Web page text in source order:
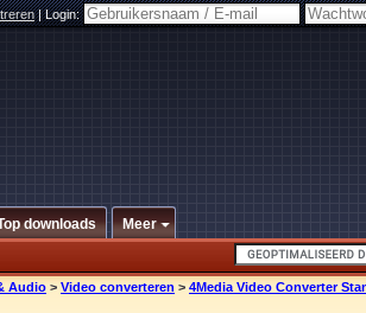
|Login:
downloads Meer
Audio > Video converteren > 4Media Video Converter